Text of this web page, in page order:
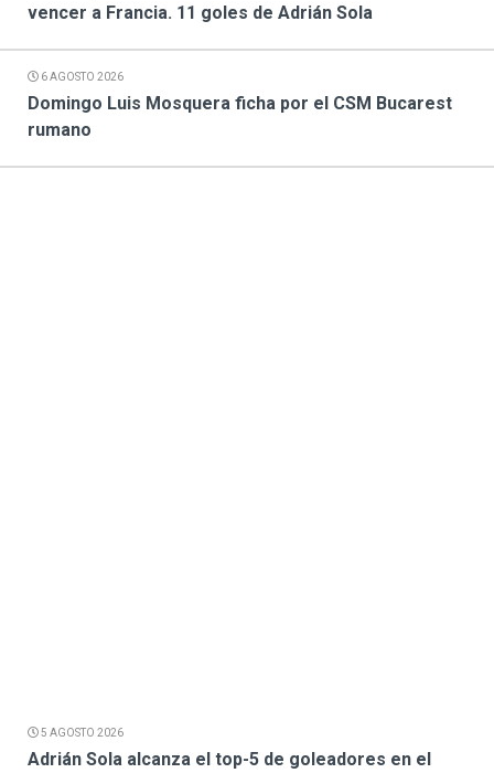
vencer a Francia. 11 goles de Adrián Sola
6 AGOSTO 2026
Domingo Luis Mosquera ficha por el CSM Bucarest
rumano
5 AGOSTO 2026
Adrián Sola alcanza el top-5 de goleadores en el